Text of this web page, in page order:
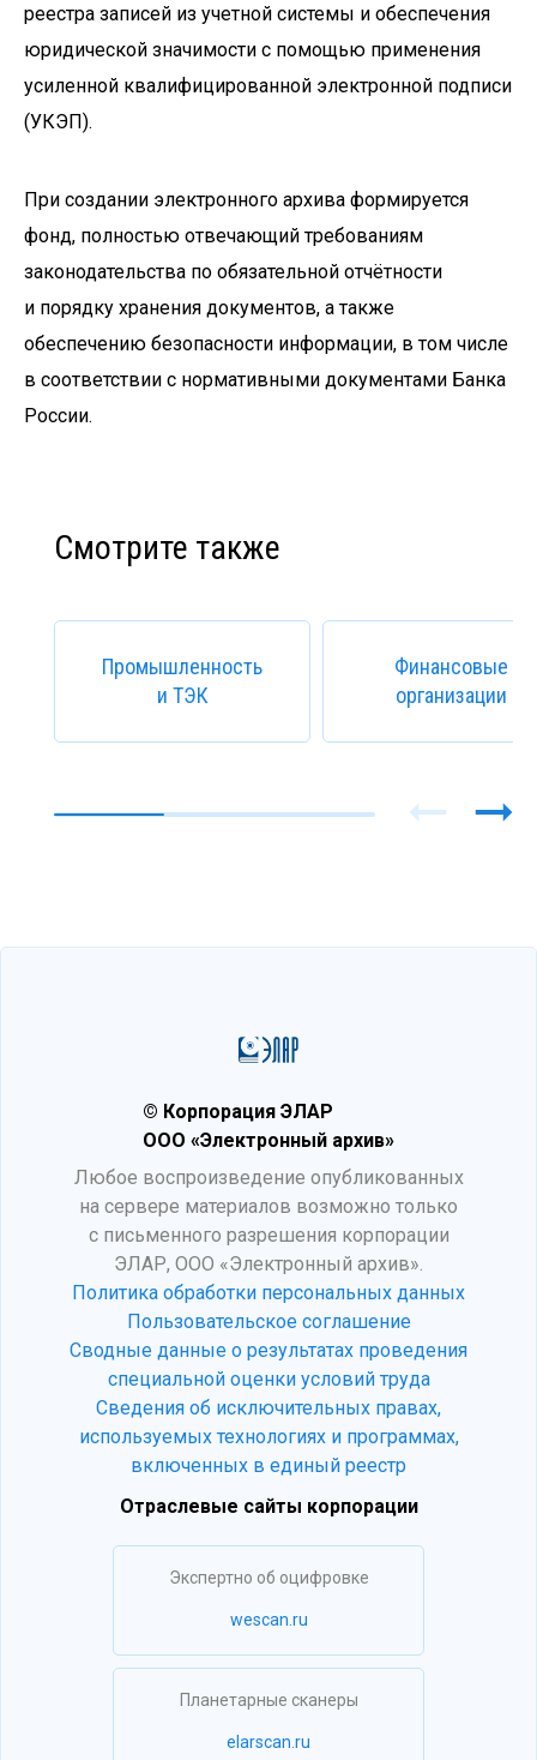
реестра записей из учетной системы и обеспечения
юридической значимости с помощью применения
усиленной квалифицированной электронной подписи
(УКЭП).
При создании электронного архива формируется
фонд, полностью отвечающий требованиям
законодательства по обязательной отчётности
и порядку хранения документов, а также
обеспечению безопасности информации, в том числе
в соответствии с нормативными документами Банка
России.
Смотрите также
Промышленность
и ТЭК
Финансовые
организации
© Корпорация ЭЛАР
ООО «Электронный архив»
Любое воспроизведение опубликованных
на сервере материалов возможно только
с письменного разрешения корпорации
ЭЛАР, ООО «Электронный архив».
Политика обработки персональных данных
Пользовательское соглашение
Сводные данные о результатах проведения
специальной оценки условий труда
Сведения об исключительных правах,
используемых технологиях и программах,
включенных в единый реестр
Отраслевые сайты корпорации
Экспертно об оцифровке
wescan.ru
Планетарные сканеры
elarscan.ru